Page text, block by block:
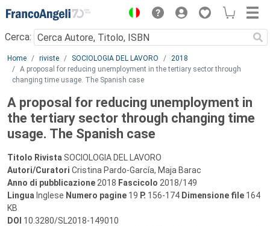
Menu
Cerca:
Main content
Home riviste SOCIOLOGIA DEL LAVORO
2018
A proposal for reducing unemployment in the tertiary sector through
changing time usage. The Spanish case
A proposal for reducing unemployment in
the tertiary sector through changing time
usage. The Spanish case
Titolo Rivista SOCIOLOGIA DEL LAVORO
Autori/Curatori Cristina Pardo-García, Maja Barac
Anno di pubblicazione 2018 Fascicolo 2018/149
Lingua Inglese Numero pagine 19 P. 156-174 Dimensione file 164
KB
DOI 10.3280/SL2018-149010